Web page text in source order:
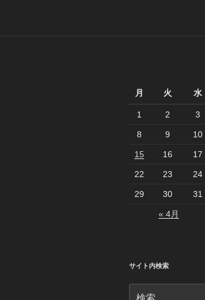
ョ
ン
月
火 水
1 2 3
8 9 10
15 16 17
22 23 24
29 30 31
« 4月
サイト内検索